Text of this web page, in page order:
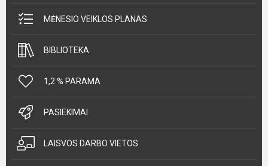
MĖNESIO VEIKLOS PLANAS
BIBLIOTEKA
1,2 % PARAMA
PASIEKIMAI
LAISVOS DARBO VIETOS